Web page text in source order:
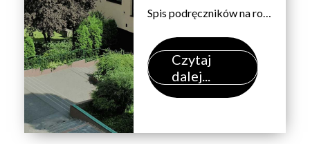
Spis podręczników n​a rok szkolny 2021/2022 – według przedmiotów. Uwaga:Z zakupem podręczników do języków obcych dla uczniów klas pierwszych prosimy poczekać do września. Pełną informację przekażemy po sprawdzianach poziomujących z języków. Wyboru przedmiotu dokonujemy na dole arkusza.
Czytaj
dalej...